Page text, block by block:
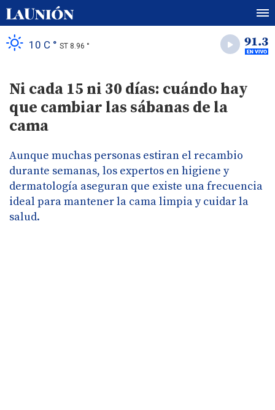
10 C ° ST 8.96 °
Ni cada 15 ni 30 días: cuándo hay
que cambiar las sábanas de la
cama
Aunque muchas personas estiran el recambio
durante semanas, los expertos en higiene y
dermatología aseguran que existe una frecuencia
ideal para mantener la cama limpia y cuidar la
salud.